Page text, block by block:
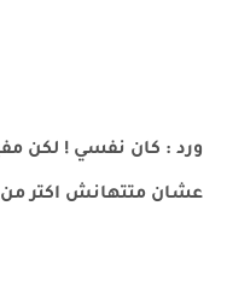
ورد : كان نفسي ! لكن
عشان متتهانش اكتر